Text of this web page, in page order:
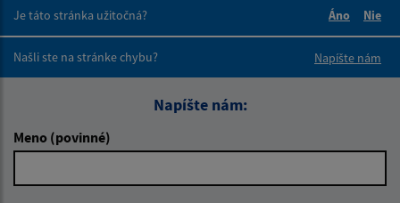
Je táto stránka užitočná?
Áno
Nie
Našli ste na stránke chybu?
Napíšte nám
Napíšte nám:
Meno (povinné)